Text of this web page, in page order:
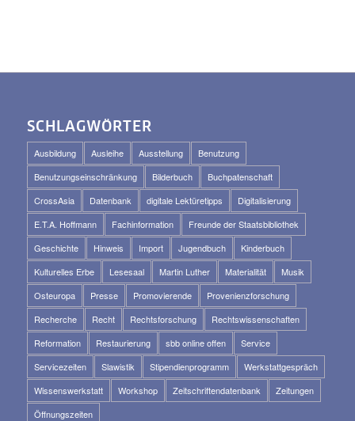
SCHLAGWÖRTER
Ausbildung Ausleihe Ausstellung
Benutzung
Benutzungseinschränkung
Bilderbuch
Buchpatenschaft
CrossAsia
Datenbank digitale Lektüretipps
Digitalisierung
E.T.A. Hoffmann
Fachinformation
Freunde der Staatsbibliothek
Geschichte
Hinweis Import Jugendbuch
Kinderbuch
Kulturelles Erbe
Lesesaal Martin Luther Materialität
Musik
Osteuropa
Presse Promovierende
Provenienzforschung
Recherche
Recht Rechtsforschung
Rechtswissenschaften
Reformation
Restaurierung sbb online offen
Service
Servicezeiten
Slawistik Stipendienprogramm
Werkstattgespräch
Wissenswerkstatt
Workshop Zeitschriftendatenbank
Zeitungen
Öffnungszeiten